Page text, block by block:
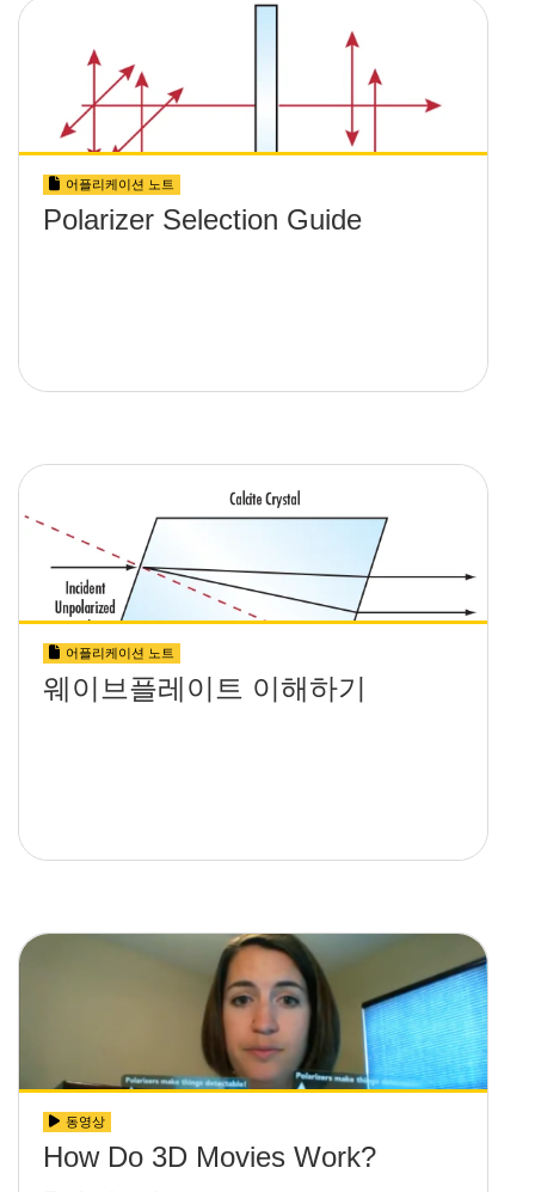
어플리케이션 노트
Polarizer Selection Guide
어플리케이션 노트
웨이브플레이트 이해하기
동영상
How Do 3D Movies Work?